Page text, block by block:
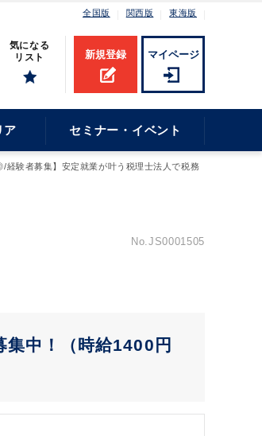
全国版 関西版 東海版
気になる
リスト
新規登録 マイページ
ア セミナー・イベント
経験者募集】安定就業が叶う税理士法人で税務
No.JS0001505
中！（時給1400円